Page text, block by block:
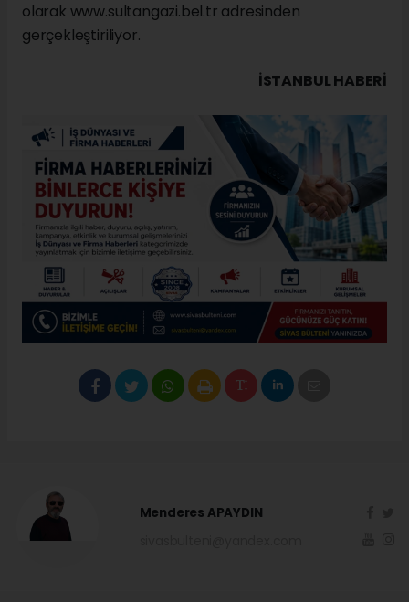
olarak www.sultangazi.bel.tr adresinden
gerçekleştiriliyor.
İSTANBUL HABERİ
Menderes APAYDIN